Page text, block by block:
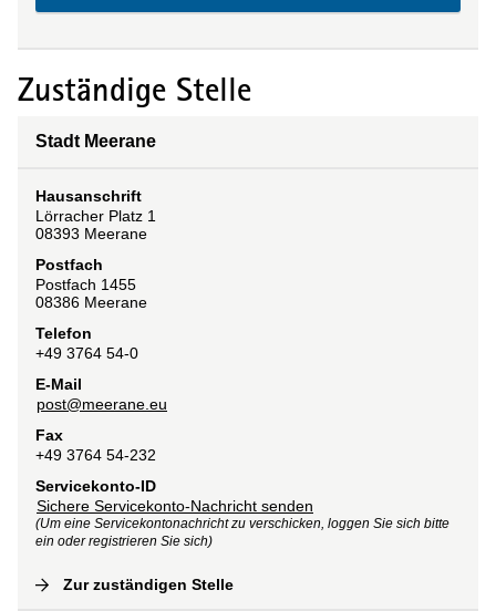
Zuständige Stelle
Stadt Meerane
Hausanschrift
Lörracher Platz 1
08393 Meerane
Postfach
Postfach 1455
08386 Meerane
Telefon
+49 3764 54-0
E-Mail
post@meerane.eu
Fax
+49 3764 54-232
Servicekonto-ID
Sichere Servicekonto-Nachricht senden
(Um eine Servicekontonachricht zu verschicken, loggen Sie sich bitte
ein oder registrieren Sie sich)
Zur zuständigen Stelle